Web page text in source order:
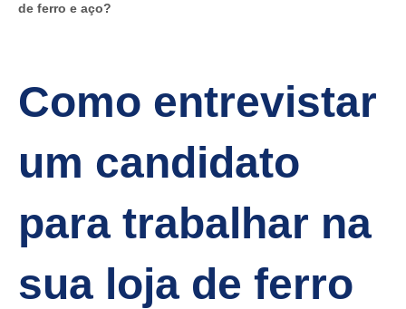
de ferro e aço?
Como entrevistar
um candidato
para trabalhar na
sua loja de ferro